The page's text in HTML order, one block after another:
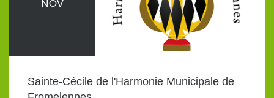
NOV
Sainte-Cécile de l'Harmonie Municipale de